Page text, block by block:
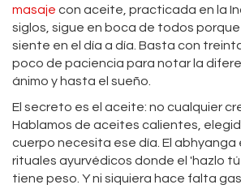
masaje con aceite, practicada en la
siglos, sigue en boca de todos
siente en el día a día. Basta con
poco de paciencia para notar la
ánimo y hasta el sueño.
El secreto es el aceite: no cualquier
Hablamos de aceites calientes,
cuerpo necesita ese día. El abhyanga
rituales ayurvédicos donde el 'hazlo
tiene peso. Y ni siquiera hace falta